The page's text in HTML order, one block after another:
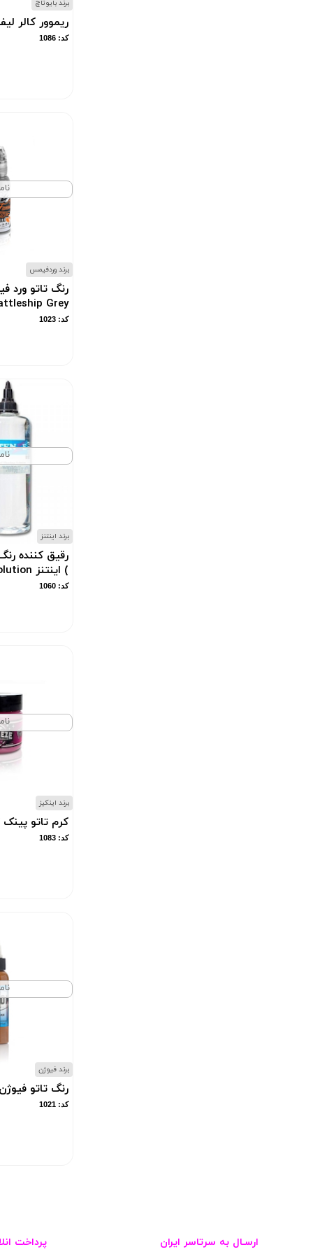
برند بایوتاچ
ریموور کالر
کد: 1086
برند وردفیمس
رنگ تاتو
Grey
کد: 1023
برند اینتنز
رقیق کننده
) اینتنز shading solution
کد: 1060
برند اینکیز
کرم تاتو پینک
کد: 1083
برند فیوژن
رنگ تاتو فیوژن Tejas Tan
کد: 1021
ارسـال به سرتاسر ایران پرداخت